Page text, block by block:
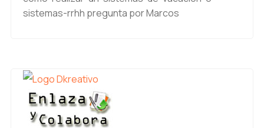
sistemas-rrhh pregunta por Marcos